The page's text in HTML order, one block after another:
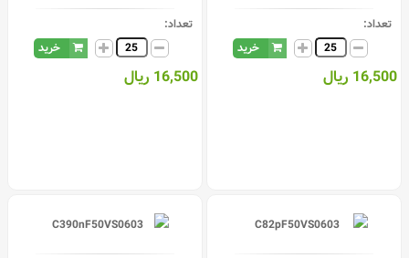
تعداد:
خرید
16,500 ریال
تعداد:
خرید
16,500 ریال